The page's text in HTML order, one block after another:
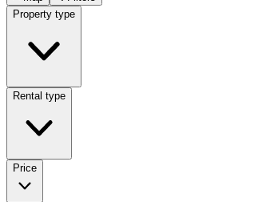
Property type
Rental type
Price